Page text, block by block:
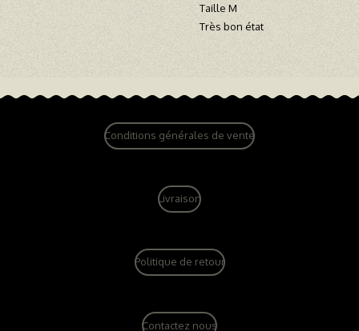
Taille M
Très bon état
Conditions générales de vente
Livraison
Politique de retour
Contactez nous